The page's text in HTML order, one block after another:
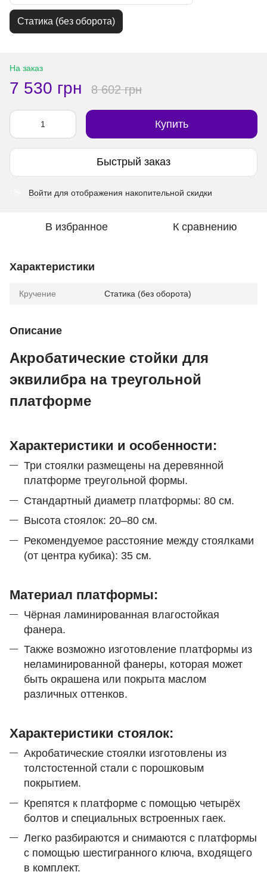
Статика (без оборота)
На заказ
7 530 грн 8 602 грн
Купить
Быстрый заказ
Войти для отображения накопительной скидки
В избранное К сравнению
Характеристики
Кручение Статика (без оборота)
Описание
Акробатические стойки для
эквилибра на треугольной
платформе
Характеристики и особенности:
Три стоялки размещены на деревянной
платформе треугольной формы.
Стандартный диаметр платформы: 80 см.
Высота стоялок: 20–80 см.
Рекомендуемое расстояние между стоялками
(от центра кубика): 35 см.
Материал платформы:
Чёрная ламинированная влагостойкая
фанера.
Также возможно изготовление платформы из
неламинированной фанеры, которая может
быть окрашена или покрыта маслом
различных оттенков.
Характеристики стоялок:
Акробатические стоялки изготовлены из
толстостенной стали с порошковым
покрытием.
Крепятся к платформе с помощью четырёх
болтов и специальных встроенных гаек.
Легко разбираются и снимаются с платформы
с помощью шестигранного ключа, входящего
в комплект.